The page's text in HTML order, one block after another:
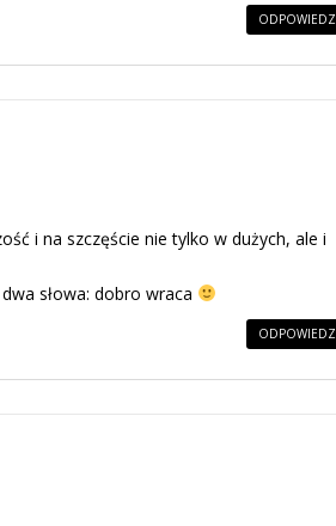
ODPOWIEDZ
i na szczęście nie tylko w dużych, ale i
słowa: dobro wraca
ODPOWIEDZ